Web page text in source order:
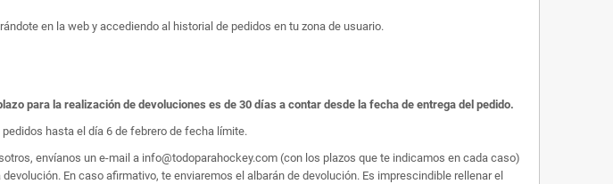
en la web y accediendo al historial de pedidos en tu zona de usuario.
para la realización de devoluciones es de 30 días a contar desde la fecha de entrega del pedido.
hasta el día 6 de febrero de fecha límite.
envíanos un e-mail a info@todoparahockey.com (con los plazos que te indicamos en cada caso)
En caso afirmativo, te enviaremos el albarán de devolución. Es imprescindible rellenar el